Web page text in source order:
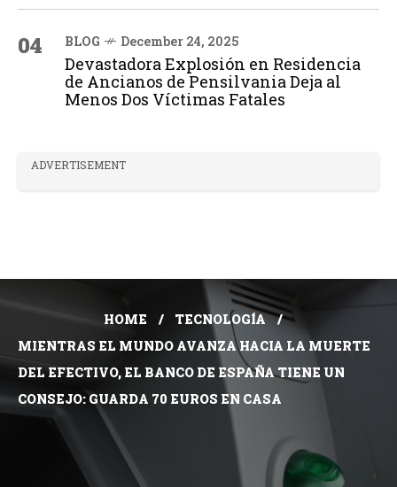
04 BLOG December 24, 2025
Devastadora Explosión en Residencia
de Ancianos de Pensilvania Deja al
Menos Dos Víctimas Fatales
ADVERTISEMENT
HOME
TECNOLOGÍA
MIENTRAS EL MUNDO AVANZA HACIA LA MUERTE
DEL EFECTIVO, EL BANCO DE ESPAÑA TIENE UN
CONSEJO: GUARDA 70 EUROS EN CASA